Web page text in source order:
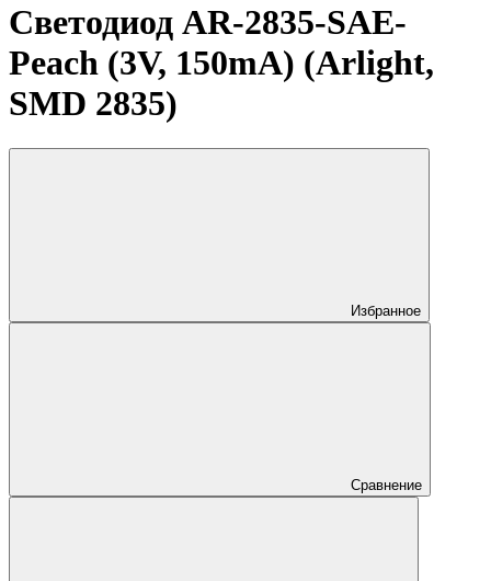
Светодиод AR-2835-SAE-
Peach (3V, 150mA) (Arlight,
SMD 2835)
Избранное
Сравнение